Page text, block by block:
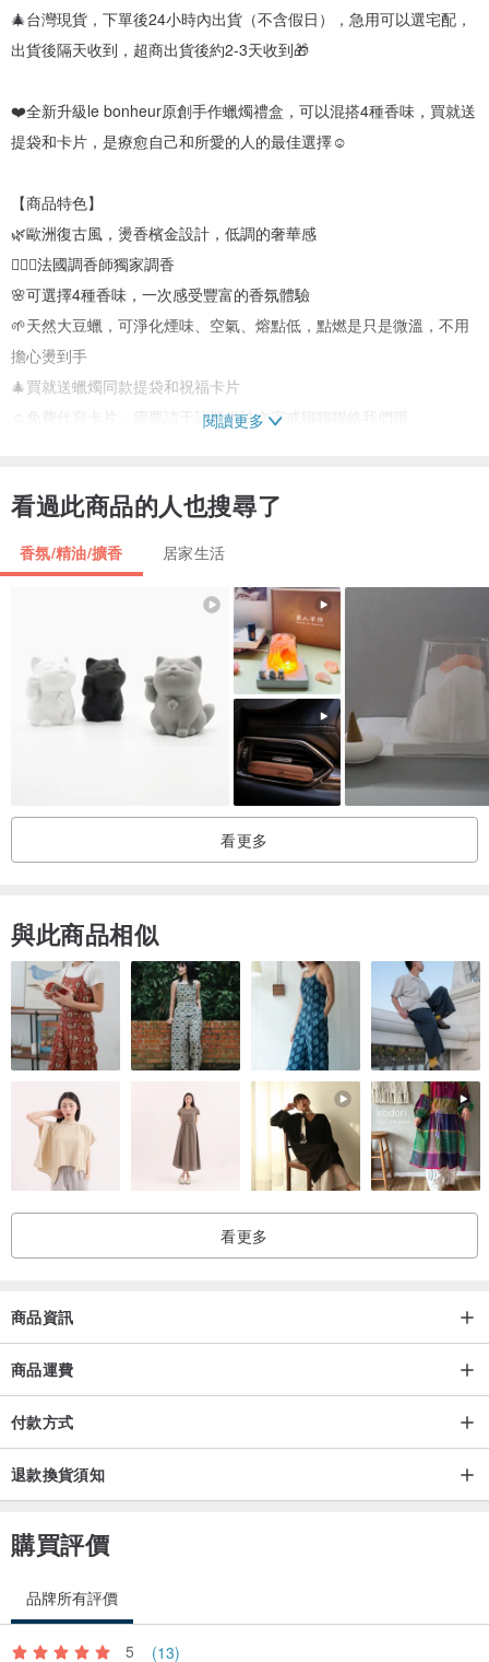
🎄台灣現貨，下單後24小時內出貨（不含假日），急用可以選宅配，
出貨後隔天收到，超商出貨後約2-3天收到🎁
❤️全新升級le bonheur原創手作蠟燭禮盒，可以混搭4種香味，買就送
提袋和卡片，是療愈自己和所愛的人的最佳選擇☺️
【商品特色】
🌿歐洲復古風，燙香檳金設計，低調的奢華感
🧚🏻‍♀️法國調香師獨家調香
🌸可選擇4種香味，一次感受豐富的香氛體驗
🌱天然大豆蠟，可淨化煙味、空氣、熔點低，點燃是只是微溫，不用
擔心燙到手
🎄買就送蠟燭同款提袋和祝福卡片
☺️免費代寫卡片，需要請于訂單備註文字或聊聊聯絡我們哦
材質：天然大豆蠟
含量：單個蠟燭約45克，一盒總計包含4個蠟燭（售價為一盒的價
時長：一小杯也燃燒7小時左右，總計約28小時
🌿香味選擇🌿
1️⃣英國梨小蒼蘭（高級淡雅花果香）-現貨
2️⃣鼠尾草海鹽（舒壓海洋木質調）-現貨
3️⃣藍風鈴（清新花果少女香）-現貨
4️⃣法國杜松與薰衣草（舒壓木質香調）-現貨
5️⃣男朋友毛衣（中性古龍水想我） -現貨
8️⃣午夜茉莉（淡雅茉莉本茉） - 現貨
9️⃣血橙（清新柑橘香）-現貨
【好評率100%的療愈系禮物🎁】
『盒子跟圖片一樣很有質感，香氛蠟燭也都有獨立防撞包裝』
『在房間使用真的能消除臭味，禮盒漂亮又大方』
『打開看到非常開心與感恩』
『有附上紙袋和卡片，直接送朋友超方便』
『味道很舒服好聞，都想買一組給自己』
🎁希望你們被在乎的人想起時，也覺得暖暖的😌
❤️下單請備註香味，沒有備註的會幫您隨機搭配香味唷。出貨時蠟燭
#英國梨與小蒼蘭 #藍風鈴 #玫瑰 #鼠尾草與海鹽
#香氛 #裝飾 #蠟燭 #聖誕禮物 #生日禮物 #送禮 #送女生禮物 #送禮首
閱讀更多
看過此商品的人也搜尋了
香氛/精油/擴香 居家生活
看更多
與此商品相似
看更多
商品資訊
商品運費
付款方式
退款換貨須知
購買評價
品牌所有評價
5 (13)